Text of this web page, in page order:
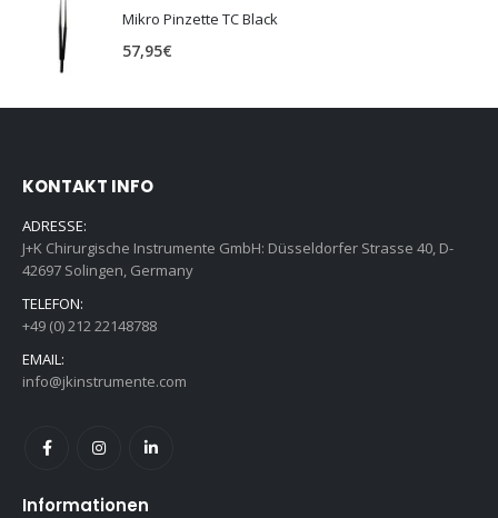
Mikro Pinzette TC Black
57,95€
KONTAKT INFO
ADRESSE:
J+K Chirurgische Instrumente GmbH: Düsseldorfer Strasse 40, D-
42697 Solingen, Germany
TELEFON:
+49 (0) 212 22148788
EMAIL:
info@jkinstrumente.com
Informationen